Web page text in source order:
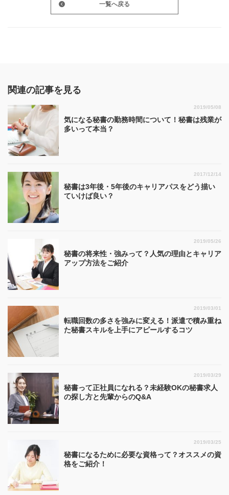
一覧へ戻る
関連の記事を見る
気になる秘書の勤務時間について！秘書は残業が
多いって本当？
2019/05/08
秘書は3年後・5年後のキャリアパスをどう描い
ていけば良い？
2017/12/14
秘書の将来性・強みって？人気の理由とキャリア
アップ方法をご紹介
2019/05/26
転職回数の多さを強みに変える！派遣で積み重ね
た秘書スキルを上手にアピールするコツ
2019/03/01
秘書って正社員になれる？未経験OKの秘書求人
の探し方と先輩からのQ&A
2019/03/29
秘書になるために必要な資格って？オススメの資
格をご紹介！
2019/03/25